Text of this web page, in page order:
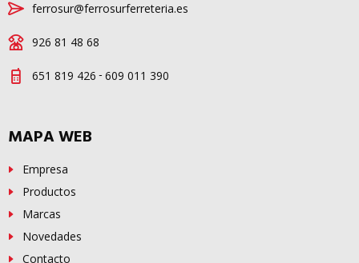
ferrosur@ferrosurferreteria.es
926 81 48 68
651 819 426 - 609 011 390
MAPA WEB
Empresa
Productos
Marcas
Novedades
Contacto